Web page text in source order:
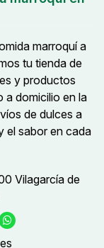
marroquí a
tu tienda de
y productos
a domicilio en la
de dulces a
el sabor en cada
Vilagarcía de